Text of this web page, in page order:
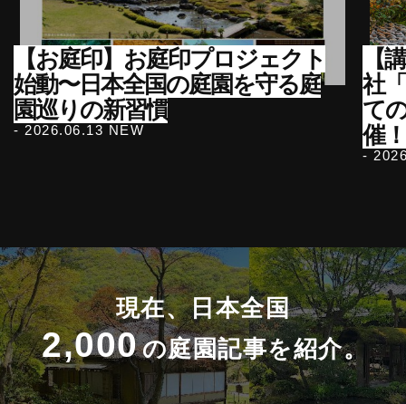
【お庭印】お庭印プロジェクト
始動〜日本全国の庭園を守る庭
園巡りの新習慣
- 2026.06.13 NEW
【
社
て
催！
-
現在、日本全国
2,000の庭園記事を紹介。